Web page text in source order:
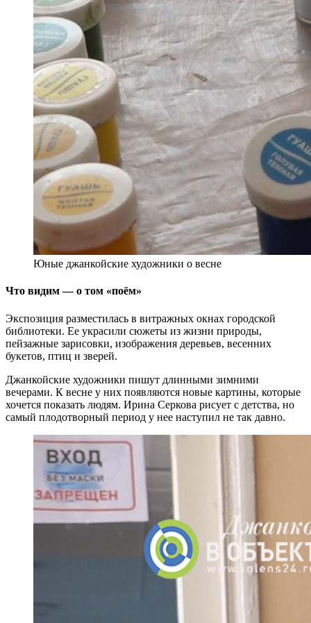
Юные джанкойские художники о весне
Что видим — о том «поём»
Экспозиция разместилась в витражных окнах городской
библиотеки. Ее украсили сюжеты из жизни природы,
пейзажные зарисовки, изображения деревьев, весенних
букетов, птиц и зверей.
Джанкойские художники пишут длинными зимними
вечерами. К весне у них появляются новые картины, которые
хочется показать людям. Ирина Серкова рисует с детства, но
самый плодотворный период у нее наступил не так давно.